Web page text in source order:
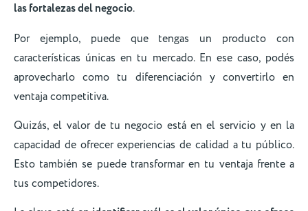
las fortalezas del negocio.
Por ejemplo, puede que tengas un producto con
características únicas en tu mercado. En ese caso, podés
aprovecharlo como tu diferenciación y convertirlo en
ventaja competitiva.
Quizás, el valor de tu negocio está en el servicio y en la
capacidad de ofrecer experiencias de calidad a tu público.
Esto también se puede transformar en tu ventaja frente a
tus competidores.